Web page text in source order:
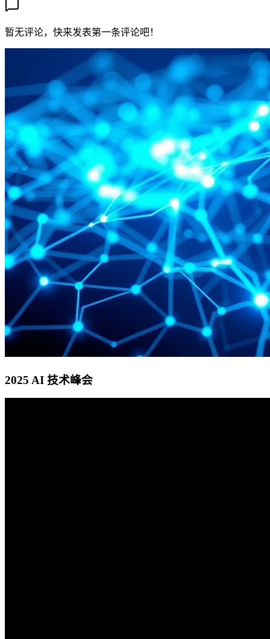
暂无评论，快来发表第一条评论吧！
2025 AI 技术峰会